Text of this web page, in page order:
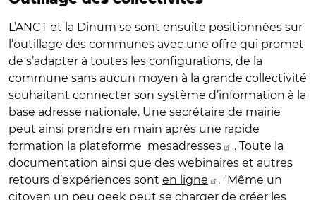
L’ANCT et la Dinum se sont ensuite positionnées sur
l’outillage des communes avec une offre qui promet
de s’adapter à toutes les configurations, de la
commune sans aucun moyen à la grande collectivité
souhaitant connecter son système d’information à la
base adresse nationale. Une secrétaire de mairie
peut ainsi prendre en main après une rapide
formation la plateforme mesadresses
. Toute la
documentation ainsi que des webinaires et autres
retours d’expériences sont en ligne
. "Même un
citoyen un peu geek peut se charger de créer les